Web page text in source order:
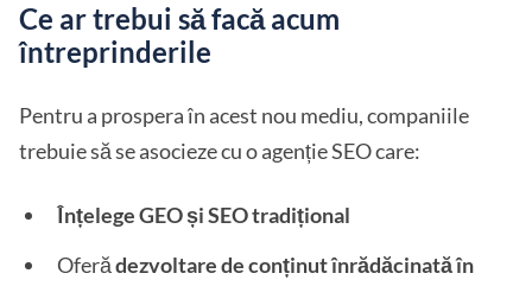
Ce ar trebui să facă acum
întreprinderile
Pentru a prospera în acest nou mediu, companiile
trebuie să se asocieze cu o agenție SEO care:
Înțelege GEO și SEO tradițional
Oferădezvoltare de conținut înrădăcinată în